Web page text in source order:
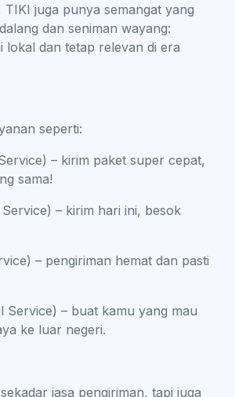
TIKI juga punya semangat yang
dan seniman wayang:
lokal dan tetap relevan di era
seperti:
– kirim paket super cepat,
sama!
– kirim hari ini, besok
– pengiriman hemat dan pasti
Service) – buat kamu yang mau
ke luar negeri.
jasa pengiriman, tapi juga